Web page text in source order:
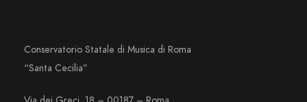
Conservatorio Statale di Musica di Roma
“Santa Cecilia”